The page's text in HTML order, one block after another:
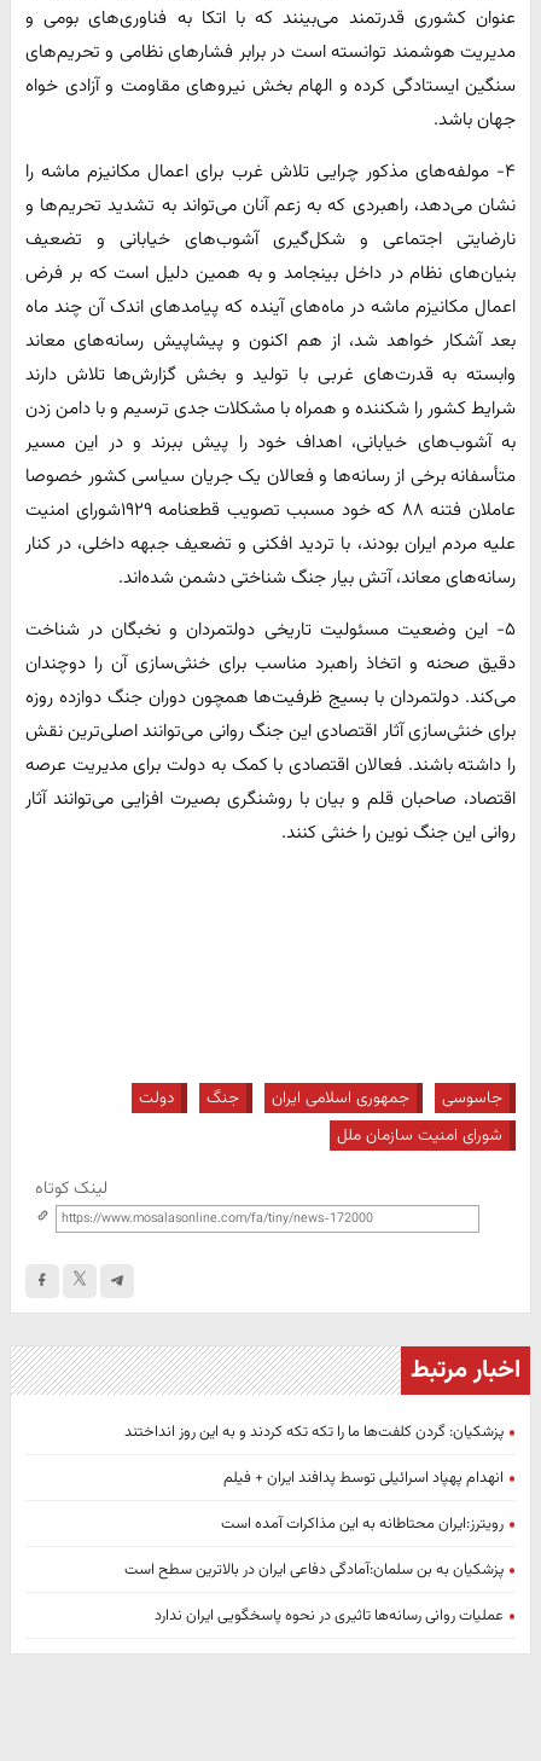
عنوان کشوری قدرتمند می‌بینند که با اتکا به فناوری‌های بومی و
مدیریت هوشمند توانسته است در برابر فشارهای نظامی و تحریم‌های
سنگین ایستادگی کرده و الهام بخش نیروهای مقاومت و آزادی خواه
جهان باشد.
۴- مولفه‌های مذکور چرایی تلاش غرب برای اعمال مکانیزم ماشه را
نشان می‌دهد، راهبردی که به زعم آنان می‌تواند به تشدید تحریم‌ها و
نارضایتی اجتماعی و شکل‌گیری آشوب‌های خیابانی و تضعیف
بنیان‌های نظام در داخل بینجامد و به همین دلیل است که بر فرض
اعمال مکانیزم ماشه در ماه‌های آینده که پیامدهای اندک آن چند ماه
بعد آشکار خواهد شد، از هم اکنون و پیشاپیش رسانه‌های معاند
وابسته به قدرت‌های غربی با تولید و بخش گزارش‌ها تلاش دارند
شرایط کشور را شکننده و همراه با مشکلات جدی ترسیم و با دامن زدن
به آشوب‌های خیابانی، اهداف خود را پیش ببرند و در این مسیر
متأسفانه برخی از رسانه‌ها و فعالان یک جریان سیاسی کشور خصوصا
عاملان فتنه ۸۸ که خود مسبب تصویب قطعنامه ۱۹۲۹شورای امنیت
علیه مردم ایران بودند، با تردید افکنی و تضعیف جبهه داخلی، در کنار
رسانه‌های معاند، آتش بیار جنگ شناختی دشمن شده‌اند.
۵- این وضعیت مسئولیت تاریخی دولتمردان و نخبگان در شناخت
دقیق صحنه و اتخاذ راهبرد مناسب برای خنثی‌سازی آن را دوچندان
می‌کند. دولتمردان با بسیج ظرفیت‌ها همچون دوران جنگ دوازده روزه
برای خنثی‌سازی آثار اقتصادی این جنگ روانی می‌توانند اصلی‌ترین نقش
را داشته باشند. فعالان اقتصادی با کمک به دولت برای مدیریت عرصه
اقتصاد، صاحبان قلم و بیان با روشنگری بصیرت افزایی می‌توانند آثار
روانی این جنگ نوین را خنثی کنند.
جاسوسی جمهوری اسلامی ایران جنگ
دولت
شورای امنیت سازمان ملل
لینک کوتاه
اخبار مرتبط
پزشکیان: گردن کلفت‌ها ما را تکه تکه کردند و به این روز انداختند
انهدام پهپاد اسرائیلی توسط پدافند ایران + فیلم
رویترز:ایران محتاطانه به این مذاکرات آمده است
پزشکیان به بن سلمان:آمادگی دفاعی ایران در بالاترین سطح است
عملیات روانی رسانه‌ها تاثیری در نحوه پاسخگویی ایران ندارد